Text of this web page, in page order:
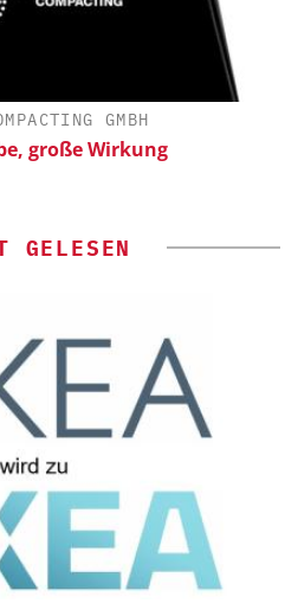
GMBH
große Wirkung
GELESEN